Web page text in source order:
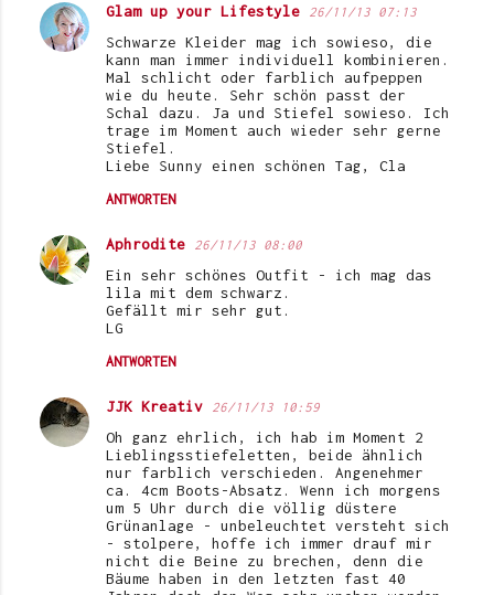
K
a
r
Glam up your Lifestyle 26/11/13 07:13
Schwarze Kleider mag ich sowieso, die
kann man immer individuell kombinieren.
Mal schlicht oder farblich aufpeppen
wie du heute. Sehr schön passt der
Schal dazu. Ja und Stiefel sowieso. Ich
trage im Moment auch wieder sehr gerne
Stiefel.
Liebe Sunny einen schönen Tag, Cla
ANTWORTEN
Aphrodite 26/11/13 08:00
Ein sehr schönes Outfit - ich mag das
lila mit dem schwarz.
Gefällt mir sehr gut.
LG
ANTWORTEN
JJK Kreativ 26/11/13 10:59
Oh ganz ehrlich, ich hab im Moment 2
Lieblingsstiefeletten, beide ähnlich
nur farblich verschieden. Angenehmer
ca. 4cm Boots-Absatz. Wenn ich morgens
um 5 Uhr durch die völlig düstere
Grünanlage - unbeleuchtet versteht sich
- stolpere, hoffe ich immer drauf mir
nicht die Beine zu brechen, denn die
Bäume haben in den letzten fast 40